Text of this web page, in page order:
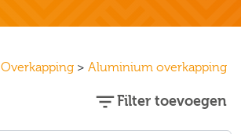
Overkapping > Aluminium overkapping
Filter toevoegen